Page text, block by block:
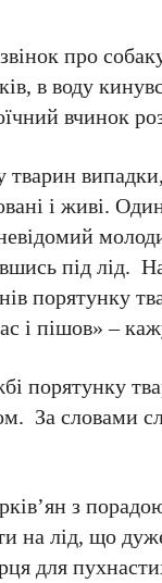
про
в воду
вчинок
і живі.
під лід.
порятунку
і пішов» –
порятунку
За словами
з
на лід, що
для